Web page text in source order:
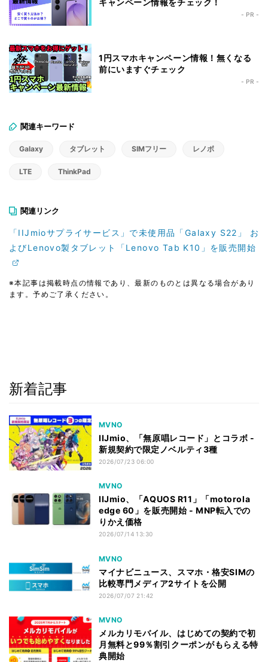
キャンペーン情報をチェック！
- PR -
1円スマホキャンペーン情報！無くなる
前にいますぐチェック
- PR -
関連キーワード
Galaxy タブレット SIMフリー レノボ
LTE ThinkPad
関連リンク
「IIJmioサプライサービス」で未使用品「Galaxy S22」 お
よびLenovo製タブレット「Lenovo Tab K10」を販売開始
※本記事は掲載時点の情報であり、最新のものとは異なる場合があり
ます。予めご了承ください。
新着記事
MVNO
IIJmio、「無原唱レコード」とコラボ -
新規契約で限定ノベルティ3種
2026/07/23 06:00
MVNO
IIJmio、「AQUOS R11」「motorola
edge 60」を販売開始 - MNP転入での
りかえ価格
2026/07/14 13:30
MVNO
マイナビニュース、スマホ・格安SIMの
比較専門メディア2サイトを公開
2026/07/07 21:42
MVNO
メルカリモバイル、はじめての契約で初
月無料と99％割引クーポンがもらえる特
典開始